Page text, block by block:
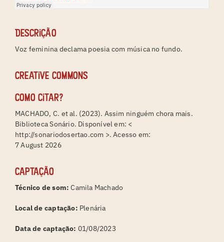
Descrição
Voz feminina declama poesia com música no fundo.
Creative Commons
Como citar?
MACHADO, C. et al. (2023). Assim ninguém chora mais.
Biblioteca Sonário. Disponível em: <
http://sonariodosertao.com >. Acesso em:
7 August 2026
Captação
Técnico de som: Camila Machado
Local de captação: Plenária
Data de captação: 01/08/2023